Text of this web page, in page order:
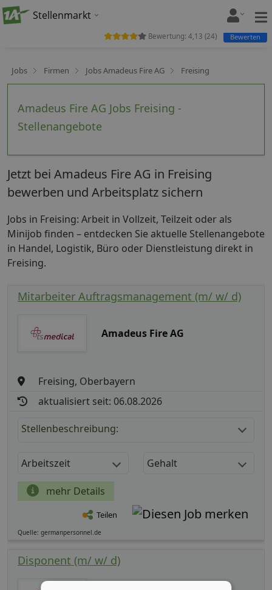
Stellenmarkt
Jobs Firmen Jobs Amadeus Fire AG Freising
Amadeus Fire AG Jobs Freising -
Stellenangebote
Bewertung: 4,13 (24) Bewerten
Jetzt bei Amadeus Fire AG in Freising
bewerben und Arbeitsplatz sichern
Jobs in Freising: Arbeit in Vollzeit, Teilzeit oder als
Minijob finden – entdecken Sie aktuelle Stellenangebote
in Handel, Logistik, Büro oder Dienstleistung direkt in
Freising.
Mitarbeiter Auftragsmanagement (m/ w/ d)
Amadeus Fire AG
Freising, Oberbayern
aktualisiert seit: 06.08.2026
Stellenbeschreibung:
Arbeitszeit Gehalt
mehr Details
Teilen
Quelle: germanpersonnel.de
Disponent (m/ w/ d)